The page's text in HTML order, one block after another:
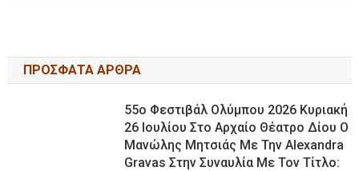
ΠΡΟΣΦΑΤΑ ΑΡΘΡΑ
55ο Φεστιβάλ Ολύμπου 2026 Κυριακή
26 Ιουλίου Στο Αρχαίο Θέατρο Δίου Ο
Μανώλης Μητσιάς Με Την Alexandra
Gravas Στην Συναυλία Με Τον Τίτλο: